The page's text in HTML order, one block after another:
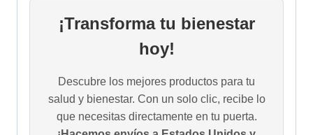
¡Transforma tu bienestar
hoy!
Descubre los mejores productos para tu
salud y bienestar. Con un solo clic, recibe lo
que necesitas directamente en tu puerta.